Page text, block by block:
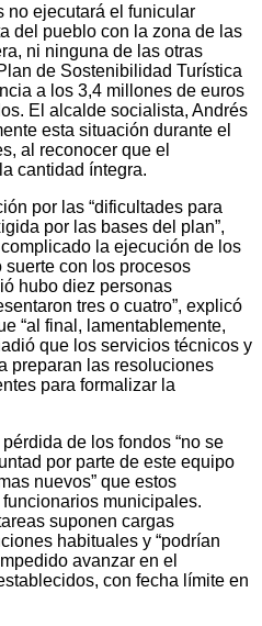
no ejecutará el funicular
del pueblo con la zona de las
ni ninguna de las otras
de Sostenibilidad Turística
a los 3,4 millones de euros
El alcalde socialista, Andrés
esta situación durante el
al reconocer que el
cantidad íntegra.
por las “dificultades para
por las bases del plan”,
la ejecución de los
suerte con los procesos
hubo diez personas
tres o cuatro”, explicó
“al final, lamentablemente,
que los servicios técnicos y
preparan las resoluciones
para formalizar la
de los fondos “no se
por parte de este equipo
nuevos” que estos
municipales.
suponen cargas
habituales y “podrían
avanzar en el
con fecha límite en